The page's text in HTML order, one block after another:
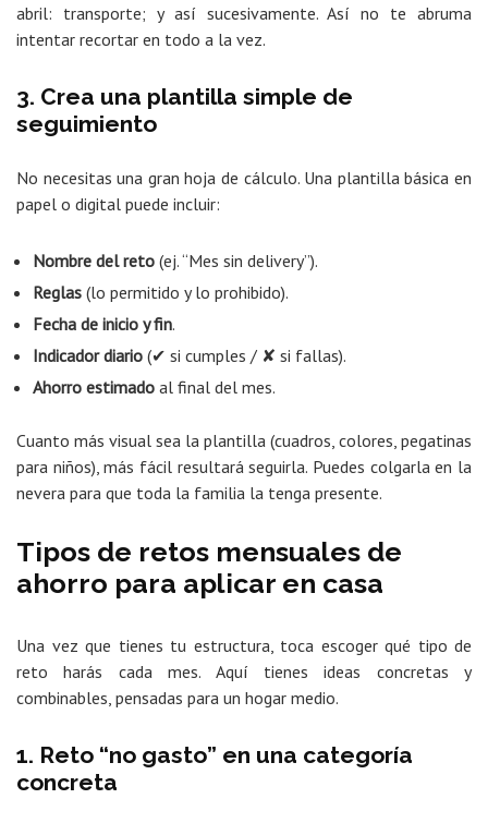
abril: transporte; y así sucesivamente. Así no te abruma
intentar recortar en todo a la vez.
3. Crea una plantilla simple de
seguimiento
No necesitas una gran hoja de cálculo. Una plantilla básica en
papel o digital puede incluir:
Nombre del reto (ej. “Mes sin delivery”).
Reglas (lo permitido y lo prohibido).
Fecha de inicio y fin.
Indicador diario (✔ si cumples / ✘ si fallas).
Ahorro estimado al final del mes.
Cuanto más visual sea la plantilla (cuadros, colores, pegatinas
para niños), más fácil resultará seguirla. Puedes colgarla en la
nevera para que toda la familia la tenga presente.
Tipos de retos mensuales de
ahorro para aplicar en casa
Una vez que tienes tu estructura, toca escoger qué tipo de
reto harás cada mes. Aquí tienes ideas concretas y
combinables, pensadas para un hogar medio.
1. Reto “no gasto” en una categoría
concreta